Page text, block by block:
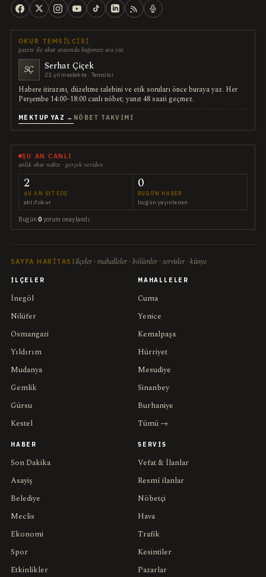
OKUR TEMSILCISI
gazete ile okur arasında bağımsız ara yüz
SÇ Serhat Çiçek
21 yıl meslekte · Temsilci
Habere itirazını, düzeltme talebini ve etik soruları önce buraya yaz. Her
Perşembe 14:00–18:00 canlı nöbet; yanıt 48 saati geçmez.
MEKTUP YAZ → NÖBET TAKVIMI
ŞU AN CANLI
anlık okur nabzı · gerçek veriden
2
ŞU AN SITEDE
aktif okur
0
BUGÜN HABER
bugün yayınlanan
Bugün0 yorum onaylandı.
SAYFA HARITASI ilçeler · mahalleler · bölümler · servisler · künye
İLÇELER
İnegöl
Nilüfer
Osmangazi
Yıldırım
Mudanya
Gemlik
Gürsu
Kestel
MAHALLELER
Cuma
Yenice
Kemalpaşa
Hürriyet
Mesudiye
Sinanbey
Burhaniye
Tümü →
HABER
Son Dakika
Asayiş
Belediye
Meclis
Ekonomi
Spor
Etkinlikler
SERVIS
Vefat & İlanlar
Resmî ilanlar
Nöbetçi
Hava
Trafik
Kesintiler
Pazarlar